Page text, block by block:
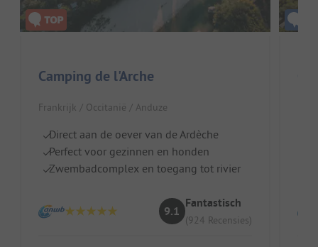
Camping de l'Arche
Frankrijk / Occitanië / Anduze
Direct aan de oever van de Ardèche
Perfect voor gezinnen en honden
Zwembadcomplex en toegang tot rivier
9.1
Fantastisch
(924 Recensies)